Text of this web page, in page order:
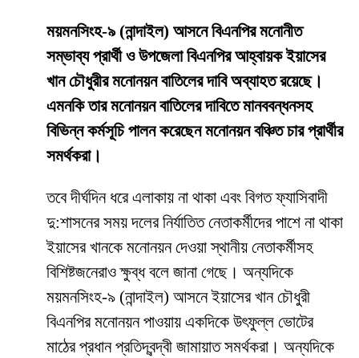
ময়মনসিংহ-৯ (নান্দাইল) আসনে বিএনপির মনোনীত
সম্ভাব্য প্রার্থী ও উপজেলা বিএনপির আহ্বায়ক ইয়াসের
খান চৌধুরীর মনোনয়ন বাতিলের দাবি অব্যাহত রয়েছে।
এমনকি তার মনোনয়ন বাতিলের দাবিতে মানববন্ধনসহ
বিভিন্ন কর্মসূচি পালন করেছেন মনোনয়ন বঞ্চিত চার প্রার্থীর
সমর্থকরা।
তবে দীর্ঘদিন ধরে এলাকায় না থাকা এবং বিগত ফ্যাসিবাদী
দু:শাসনের সময় দলের নির্যাতিত নেতাকর্মীদের পাশে না থাকা
ইয়াসের খানকে মনোনয়ন দেওয়া স্থানীয় নেতাকর্মীসহ
বিশিষ্টজনেরাও ক্ষুব্ধ বলে জানা গেছে। অন্যদিকে
ময়মনসিংহ-৯ (নান্দাইল) আসনে ইয়াসের খান চৌধুরী
বিএনপির মনোনয়ন পাওয়ায় একদিকে উৎফুল্ল ভোটের
মাঠের প্রধান প্রতিদ্বন্দ্বী জামায়াত সমর্থকরা। অন্যদিকে